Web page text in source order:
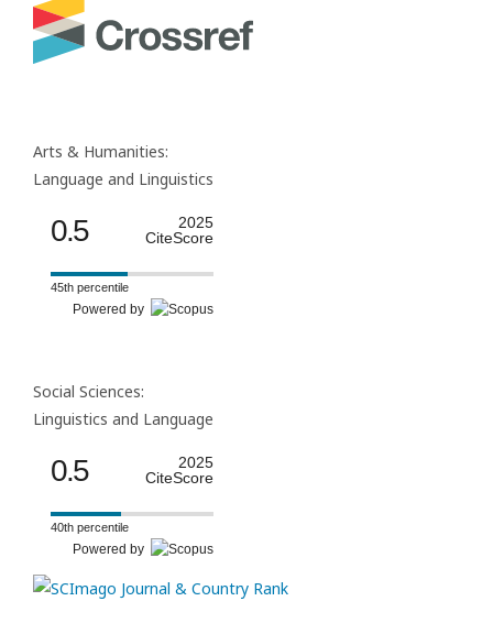
Arts & Humanities:
Language and Linguistics
0.5
2025
CiteScore
45th percentile
Powered by
Social Sciences:
Linguistics and Language
0.5
2025
CiteScore
40th percentile
Powered by